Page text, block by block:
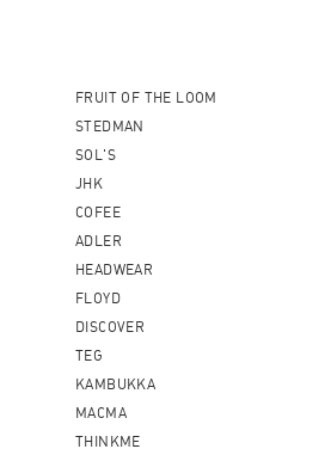
FRUIT OF THE LOOM
STEDMAN
SOL'S
JHK
COFEE
ADLER
HEADWEAR
FLOYD
DISCOVER
TEG
KAMBUKKA
MACMA
THINKME